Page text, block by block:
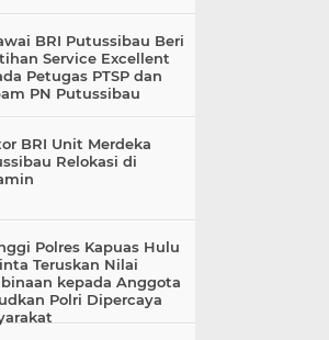
BRI Putussibau Beri
Service Excellent
Petugas PTSP dan
PN Putussibau
BRI Unit Merdeka
Relokasi di
Polres Kapuas Hulu
Teruskan Nilai
kepada Anggota
Polri Dipercaya